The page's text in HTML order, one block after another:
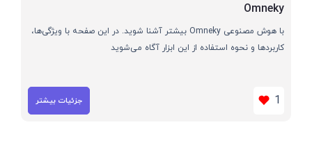
Omneky
با هوش مصنوعی Omneky بیشتر آشنا شوید. در این صفحه با ویژگی‌ها،
کاربردها و نحوه استفاده از این ابزار آگاه می‌شوید
1 جزئیات بیشتر